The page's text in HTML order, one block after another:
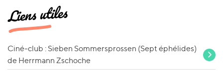
Liens utiles
Ciné-club : Sieben Sommersprossen (Sept éphélides)
de Herrmann Zschoche